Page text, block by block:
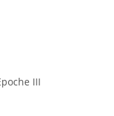
III